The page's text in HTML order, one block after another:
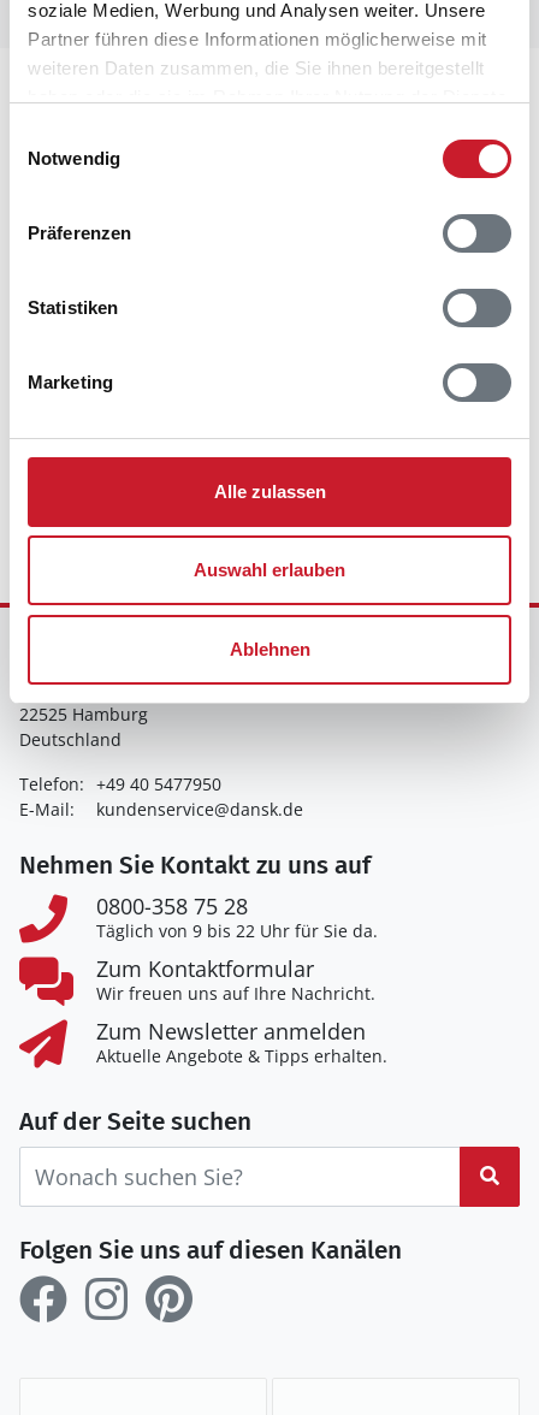
soziale Medien, Werbung und Analysen weiter. Unsere
Partner führen diese Informationen möglicherweise mit
weiteren Daten zusammen, die Sie ihnen bereitgestellt
Notwendig
Präferenzen
Statistiken
Marketing
Alle zulassen
Auswahl erlauben
Ablehnen
Wir sind für Sie da - 7 Tage die Woche
Ferienhausvermittlung Kröger+Rehn GmbH
Schnackenburgallee 158
22525 Hamburg
Deutschland
Telefon: +49 40 5477950
E-Mail:
kundenservice@dansk.de
Nehmen Sie Kontakt zu uns auf
0800-358 75 28
Täglich von 9 bis 22 Uhr für Sie da.
Zum Kontaktformular
Wir freuen uns auf Ihre Nachricht.
Zum Newsletter anmelden
Aktuelle Angebote & Tipps erhalten.
Auf der Seite suchen
Folgen Sie uns auf diesen Kanälen